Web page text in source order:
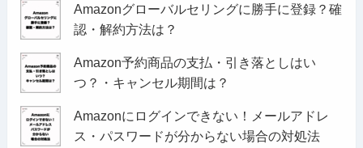
Amazonグローバルセリングに勝手に登録？確
認・解約方法は？
Amazon予約商品の支払・引き落としはい
つ？・キャンセル期間は？
Amazonにログインできない！メールアドレ
ス・パスワードが分からない場合の対処法